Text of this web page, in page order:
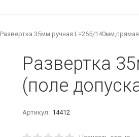
Развертка 35мм ручная L=265/
Развертка
(поле
Артикул: 14412